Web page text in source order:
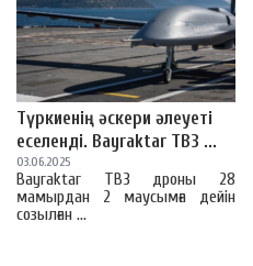
Түркиенің әскери әлеуеті
еселенді. Bayraktar TB3 ...
03.06.2025
Bayraktar TB3 дроны 28
мамырдан 2 маусымға дейін
созылған ...